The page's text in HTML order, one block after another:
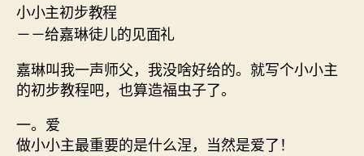
小小主初步教程
－－给嘉琳徒儿的见面礼
嘉琳叫我一声师父，我没啥好给的。就写个小小主
的初步教程吧，也算造福虫子了。
一。爱
做小小主最重要的是什么涅，当然是爱了！